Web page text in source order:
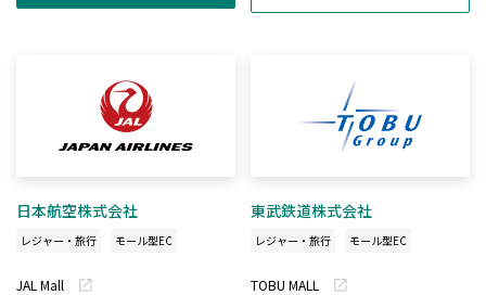
日本航空株式会社
レジャー・旅行 モール型EC
JAL Mall
東武鉄道株式会社
レジャー・旅行 モール型EC
TOBU MALL